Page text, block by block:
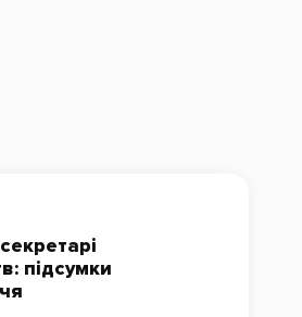
підсумки